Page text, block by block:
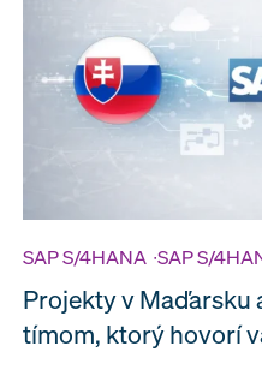
SAP S/4HANA ∙SAP S/
Projekty v Maďarsku
tímom, ktorý hovorí